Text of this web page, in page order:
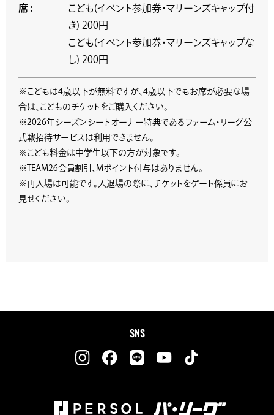
席 :
こども(イベント参加券・マリーンズキャップ付
き) 200円
こども(イベント参加券・マリーンズキャップな
し) 200円
※こどもは4歳以下が無料ですが、4歳以下でもお席が必要な場
合は、こどものチケットをご購入ください。
※2026年シーズンシートオーナー特典であるファーム・リーグ公
式戦招待サービスは利用できません。
※こども料金は中学生以下の方が対象です。
※TEAM26会員割引、Mポイント付与はありません。
※再入場は可能です。入退場の際に、チケットをゲート係員にお
見せください。
SNS